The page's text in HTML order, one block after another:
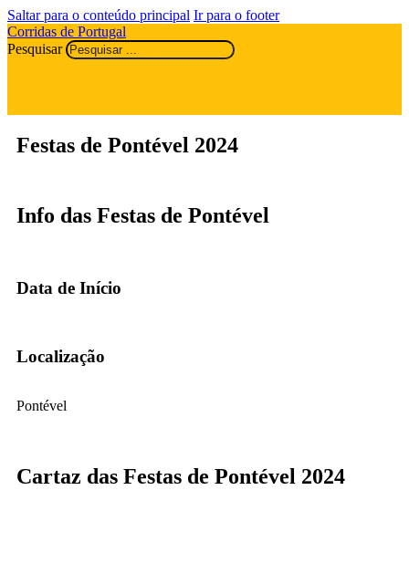
Saltar para o conteúdo principal Ir para o footer
Corridas de Portugal
Pesquisar
Festas de Pontével 2024
Info das Festas de Pontével
Data de Início
Localização
Pontével
Cartaz das Festas de Pontével 2024